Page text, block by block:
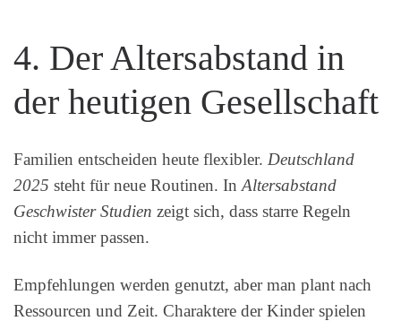
4. Der Altersabstand in
der heutigen Gesellschaft
Familien entscheiden heute flexibler. Deutschland
2025 steht für neue Routinen. InAltersabstand
Geschwister Studien zeigt sich, dass starre Regeln
nicht immer passen.
Empfehlungen werden genutzt, aber man plant nach
Ressourcen und Zeit. Charaktere der Kinder spielen